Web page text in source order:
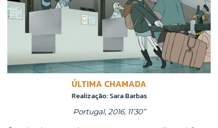
ÚLTIMA CHAMADA
Realização: Sara Barbas
Portugal, 2016, 11’30’’